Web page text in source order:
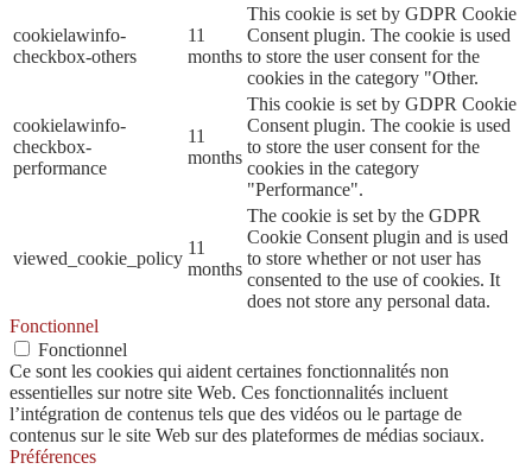
cookielawinfo-
checkbox-others
11
months
This cookie is set by GDPR Cookie
Consent plugin. The cookie is used
to store the user consent for the
cookies in the category "Other.
cookielawinfo-
checkbox-
performance
11
months
This cookie is set by GDPR Cookie
Consent plugin. The cookie is used
to store the user consent for the
cookies in the category
"Performance".
viewed_cookie_policy
11
months
The cookie is set by the GDPR
Cookie Consent plugin and is used
to store whether or not user has
consented to the use of cookies. It
does not store any personal data.
Fonctionnel
Fonctionnel
Ce sont les cookies qui aident certaines fonctionnalités non
essentielles sur notre site Web. Ces fonctionnalités incluent
l’intégration de contenus tels que des vidéos ou le partage de
contenus sur le site Web sur des plateformes de médias sociaux.
Préférences